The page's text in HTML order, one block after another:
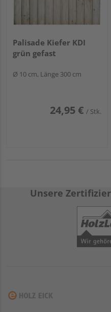
Palisade Kiefer KDI
grün gefast
Ø 10 cm, Länge 300 cm
24,95 € / Stk.
Unsere